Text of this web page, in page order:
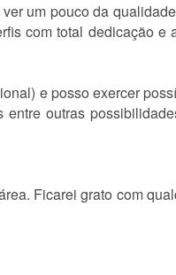
um pouco da
com total dedicação e
e posso exercer
entre outras
Ficarei grato com